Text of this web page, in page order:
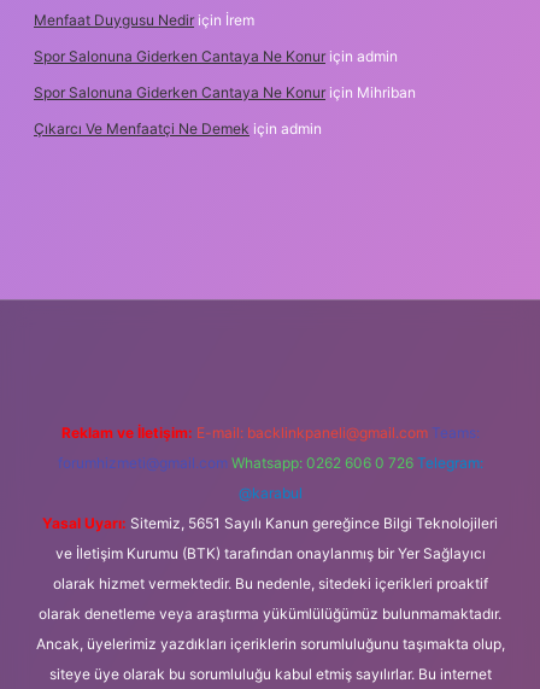
Menfaat Duygusu Nedir için İrem
Spor Salonuna Giderken Cantaya Ne Konur için admin
Spor Salonuna Giderken Cantaya Ne Konur için Mihriban
Çıkarcı Ve Menfaatçi Ne Demek için admin
Reklam ve İletişim: E-mail: backlinkpaneli@gmail.com Teams:
forumhizmeti@gmail.com Whatsapp: 0262 606 0 726 Telegram:
@karabul
Yasal Uyarı: Sitemiz, 5651 Sayılı Kanun gereğince Bilgi Teknolojileri
ve İletişim Kurumu (BTK) tarafından onaylanmış bir Yer Sağlayıcı
olarak hizmet vermektedir. Bu nedenle, sitedeki içerikleri proaktif
olarak denetleme veya araştırma yükümlülüğümüz bulunmamaktadır.
Ancak, üyelerimiz yazdıkları içeriklerin sorumluluğunu taşımakta olup,
siteye üye olarak bu sorumluluğu kabul etmiş sayılırlar. Bu internet